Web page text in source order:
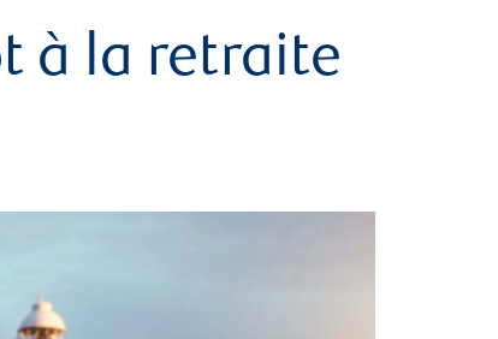
à la retraite